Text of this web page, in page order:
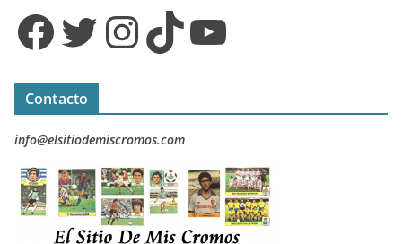
Facebook Twitter InstagramTikTok YouTube
Contacto
info@elsitiodemiscromos.com